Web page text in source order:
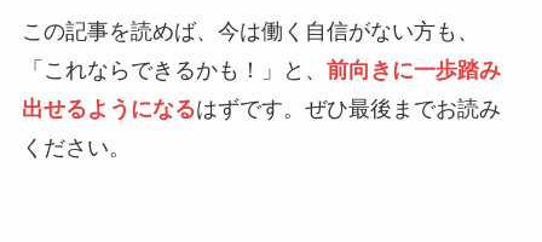
この記事を読めば、今は働く自信がない方も、
「これならできるかも！」と、 前向きに一歩踏み
出せるようになるはずです。ぜひ最後までお読み
ください。